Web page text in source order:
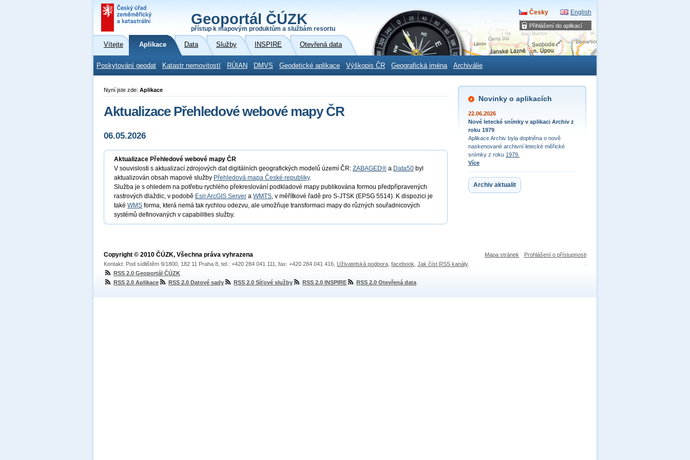
Přihlášení do aplikací
Geoportál ČÚZK
přístup k mapovým produktům a službám resortu
Česky English
Vítejte Aplikace Data Služby INSPIRE Otevřená data
Poskytování geodat Katastr nemovitostí RÚIAN DMVS Geodetické aplikace Výškopis ČR Geografická jména Archiválie
Novinky o aplikacích
22.06.2026
Nové letecké snímky v aplikaci Archiv z
roku 1979
Aplikace Archiv byla doplněna o nově
naskenované archivní letecké měřické
snímky z roku 1979.
Více
Archiv aktualit
Nyní jste zde: Aplikace
Aktualizace Přehledové webové mapy ČR
06.05.2026
Aktualizace Přehledové webové mapy ČR
V souvislosti s aktualizací zdrojových dat digitálních geografických modelů území ČR: ZABAGED® a Data50 byl
aktualizován obsah mapové služby Přehledová mapa České republiky.
Služba je s ohledem na potřebu rychlého překreslování podkladové mapy publikována formou předpřipravených
rastrových dlaždic, v podobě Esri ArcGIS Server a WMTS, v měřítkové řadě pro S-JTSK (EPSG 5514). K dispozici je
také WMS forma, která nemá tak rychlou odezvu, ale umožňuje transformaci mapy do různých souřadnicových
systémů definovaných v capabilities služby.
Mapa stránek Prohlášení o přístupnosti
Copyright © 2010 ČÚZK, Všechna práva vyhrazena
Kontakt: Pod sídlištěm 9/1800, 182 11 Praha 8, tel.: +420 284 041 111, fax: +420 284 041 416, Uživatelská podpora facebook Jak číst RSS kanály
RSS 2.0 Geoportál ČÚZK
RSS 2.0 Aplikace
RSS 2.0 Datové sady RSS 2.0 Síťové služby RSS 2.0 INSPIRE RSS 2.0 Otevřená data